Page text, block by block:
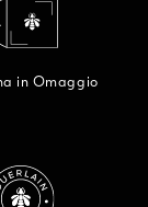
in Omaggio